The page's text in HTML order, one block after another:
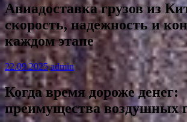
Авиадоставка грузов из
скорость, надежность и
каждом этапе
22.09.2025 admin
Когда время дороже денег:
преимущества воздушных